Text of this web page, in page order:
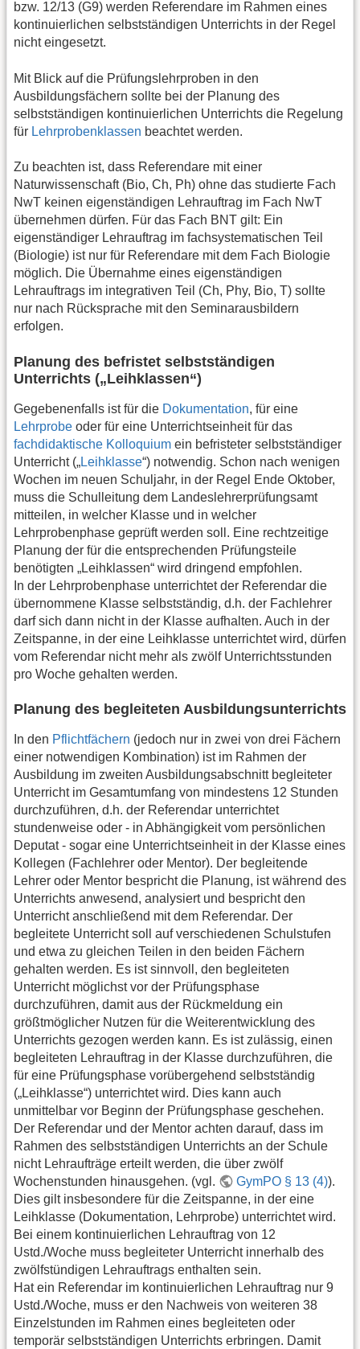
bzw. 12/13 (G9) werden Referendare im Rahmen eines
kontinuierlichen selbstständigen Unterrichts in der Regel
nicht eingesetzt.
Mit Blick auf die Prüfungslehrproben in den
Ausbildungsfächern sollte bei der Planung des
selbstständigen kontinuierlichen Unterrichts die Regelung
für Lehrprobenklassen beachtet werden.
Zu beachten ist, dass Referendare mit einer
Naturwissenschaft (Bio, Ch, Ph) ohne das studierte Fach
NwT keinen eigenständigen Lehrauftrag im Fach NwT
übernehmen dürfen. Für das Fach BNT gilt: Ein
eigenständiger Lehrauftrag im fachsystematischen Teil
(Biologie) ist nur für Referendare mit dem Fach Biologie
möglich. Die Übernahme eines eigenständigen
Lehrauftrags im integrativen Teil (Ch, Phy, Bio, T) sollte
nur nach Rücksprache mit den Seminarausbildern
erfolgen.
Planung des befristet selbstständigen
Unterrichts („Leihklassen“)
Gegebenenfalls ist für die Dokumentation, für eine
Lehrprobe oder für eine Unterrichtseinheit für das
fachdidaktische Kolloquium ein befristeter selbstständiger
Unterricht („Leihklasse“) notwendig. Schon nach wenigen
Wochen im neuen Schuljahr, in der Regel Ende Oktober,
muss die Schulleitung dem Landeslehrerprüfungsamt
mitteilen, in welcher Klasse und in welcher
Lehrprobenphase geprüft werden soll. Eine rechtzeitige
Planung der für die entsprechenden Prüfungsteile
benötigten „Leihklassen“ wird dringend empfohlen.
In der Lehrprobenphase unterrichtet der Referendar die
übernommene Klasse selbstständig, d.h. der Fachlehrer
darf sich dann nicht in der Klasse aufhalten. Auch in der
Zeitspanne, in der eine Leihklasse unterrichtet wird, dürfen
vom Referendar nicht mehr als zwölf Unterrichtsstunden
pro Woche gehalten werden.
Planung des begleiteten Ausbildungsunterrichts
In den Pflichtfächern (jedoch nur in zwei von drei Fächern
einer notwendigen Kombination) ist im Rahmen der
Ausbildung im zweiten Ausbildungsabschnitt begleiteter
Unterricht im Gesamtumfang von mindestens 12 Stunden
durchzuführen, d.h. der Referendar unterrichtet
stundenweise oder - in Abhängigkeit vom persönlichen
Deputat - sogar eine Unterrichtseinheit in der Klasse eines
Kollegen (Fachlehrer oder Mentor). Der begleitende
Lehrer oder Mentor bespricht die Planung, ist während des
Unterrichts anwesend, analysiert und bespricht den
Unterricht anschließend mit dem Referendar. Der
begleitete Unterricht soll auf verschiedenen Schulstufen
und etwa zu gleichen Teilen in den beiden Fächern
gehalten werden. Es ist sinnvoll, den begleiteten
Unterricht möglichst vor der Prüfungsphase
durchzuführen, damit aus der Rückmeldung ein
größtmöglicher Nutzen für die Weiterentwicklung des
Unterrichts gezogen werden kann. Es ist zulässig, einen
begleiteten Lehrauftrag in der Klasse durchzuführen, die
für eine Prüfungsphase vorübergehend selbstständig
(„Leihklasse“) unterrichtet wird. Dies kann auch
unmittelbar vor Beginn der Prüfungsphase geschehen.
Der Referendar und der Mentor achten darauf, dass im
Rahmen des selbstständigen Unterrichts an der Schule
nicht Lehraufträge erteilt werden, die über zwölf
Wochenstunden hinausgehen. (vgl.
GymPO § 13 (4)).
Dies gilt insbesondere für die Zeitspanne, in der eine
Leihklasse (Dokumentation, Lehrprobe) unterrichtet wird.
Bei einem kontinuierlichen Lehrauftrag von 12
Ustd./Woche muss begleiteter Unterricht innerhalb des
zwölfstündigen Lehrauftrags enthalten sein.
Hat ein Referendar im kontinuierlichen Lehrauftrag nur 9
Ustd./Woche, muss er den Nachweis von weiteren 38
Einzelstunden im Rahmen eines begleiteten oder
temporär selbstständigen Unterrichts erbringen. Damit